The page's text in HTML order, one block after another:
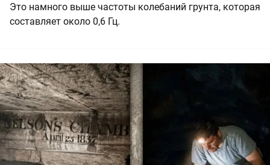
Это намного выше частоты колебаний грунта, которая
составляет около 0,6 Гц.